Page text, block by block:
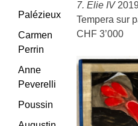
7. Elie IV 2019
Tempera sur
CHF 3’000
Palézieux
Carmen
Perrin
Anne
Peverelli
Poussin